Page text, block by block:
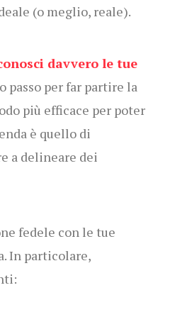
(o meglio, reale).
davvero le tue
per far partire la
più efficace per poter
è quello di
a delineare dei
fedele con le tue
In particolare,